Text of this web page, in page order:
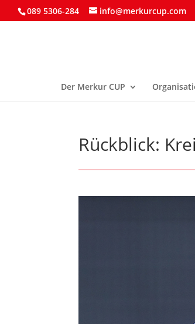
089 5306-284 info@merkurcup.com
Der Merkur CUP
Rückblick: